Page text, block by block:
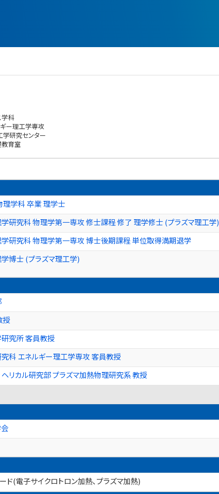
学科
ー理工学専攻
学研究センター
育室
理学科 卒業 理学士
研究科 物理学第一専攻 修士課程 修了 理学修士 (プラズマ理工学)
研究科 物理学第一専攻 博士後期課程 単位取得満期退学
博士 (プラズマ理工学)
授
究所 客員教授
科 エネルギー理工学専攻 客員教授
リカル研究部 プラズマ加熱物理研究系 教授
(電子サイクロトロン加熱、プラズマ加熱)